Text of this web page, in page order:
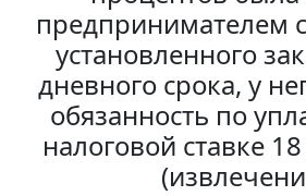
предпринимателем
установленного
дневного срока, у
обязанность по
налоговой ставке